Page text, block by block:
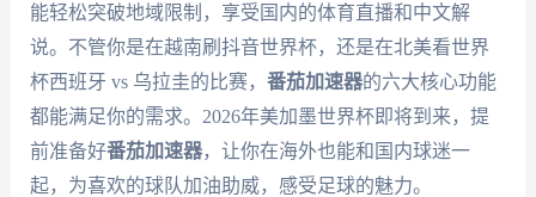
能轻松突破地域限制，享受国内的体育直播和中文解
说。不管你是在越南刷抖音世界杯，还是在北美看世界
杯西班牙 vs 乌拉圭的比赛， 番茄加速器的六大核心功能
都能满足你的需求。2026年美加墨世界杯即将到来，提
前准备好番茄加速器，让你在海外也能和国内球迷一
起，为喜欢的球队加油助威，感受足球的魅力。